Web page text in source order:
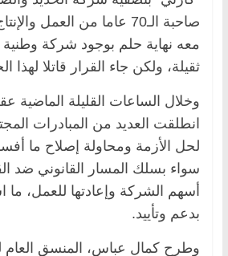
صاحبة الـ70 عاما من العمل
معه نهاية حلم بوجود شركة
ثقيلة، ولكن جاء القرار قاتلا لهذا
وخلال الساعات القليلة الماضية
انطلقت العديد من المبادرات
لحل الأزمة ومحاولة إصلاح ما
سواء بسلك المسار القانوني ضد
أسهم الشركة وإعادتها للعمل، ما
بدعم وتأييد.
وطرح كمال عباس، المنسق العام